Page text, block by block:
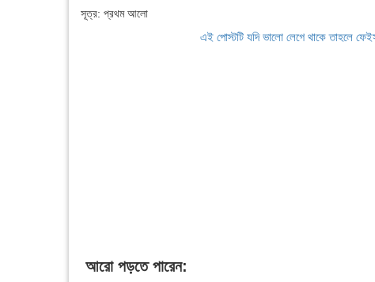
সূত্র: প্রথম আলো
এই পোস্টটি যদি ভালো লেগে থাকে তাহলে
আরো পড়তে পারেন: